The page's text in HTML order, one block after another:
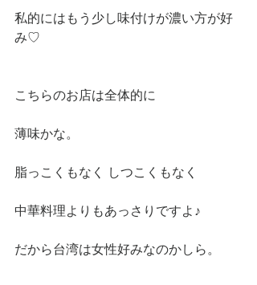
私的にはもう少し味付けが濃い方が好
み♡
こちらのお店は全体的に
薄味かな。
脂っこくもなく しつこくもなく
中華料理よりもあっさりですよ♪
だから台湾は女性好みなのかしら。